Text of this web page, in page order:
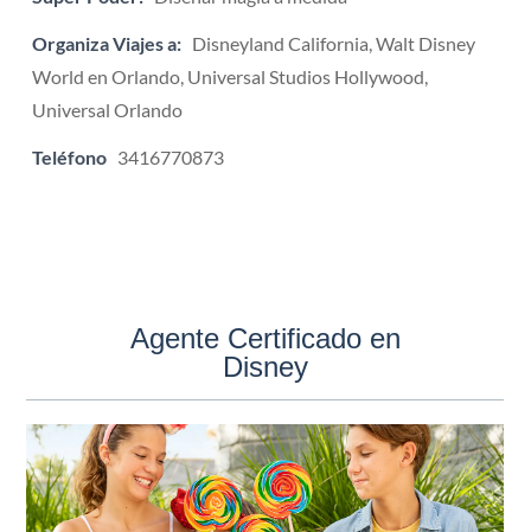
Organiza Viajes a: Disneyland California, Walt Disney
World en Orlando, Universal Studios Hollywood,
Universal Orlando
Teléfono 3416770873